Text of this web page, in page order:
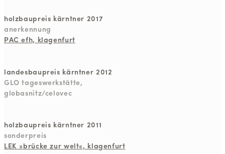
holzbaupreis kärntner 2017
anerkennung
PAC efh, klagenfurt
landesbaupreis kärntner 2012
GLO tageswerkstätte,
globasnitz/celovec
holzbaupreis kärntner 2011
sonderpreis
LEK »brücke zur welt«, klagenfurt